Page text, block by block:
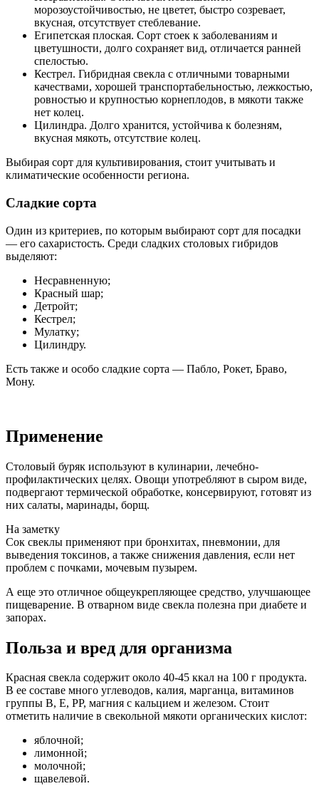
морозоустойчивостью, не цветет, быстро созревает,
вкусная, отсутствует стеблевание.
Египетская плоская. Сорт стоек к заболеваниям и
цветушности, долго сохраняет вид, отличается ранней
спелостью.
Кестрел. Гибридная свекла с отличными товарными
качествами, хорошей транспортабельностью, лежкостью,
ровностью и крупностью корнеплодов, в мякоти также
нет колец.
Цилиндра. Долго хранится, устойчива к болезням,
вкусная мякоть, отсутствие колец.
Выбирая сорт для культивирования, стоит учитывать и
климатические особенности региона.
Сладкие сорта
Один из критериев, по которым выбирают сорт для посадки
— его сахаристость. Среди сладких столовых гибридов
выделяют:
Несравненную;
Красный шар;
Детройт;
Кестрел;
Мулатку;
Цилиндру.
Есть также и особо сладкие сорта — Пабло, Рокет, Браво,
Мону.
Применение
Столовый буряк используют в кулинарии, лечебно-
профилактических целях. Овощи употребляют в сыром виде,
подвергают термической обработке, консервируют, готовят из
них салаты, маринады, борщ.
На заметку
Сок свеклы применяют при бронхитах, пневмонии, для
выведения токсинов, а также снижения давления, если нет
проблем с почками, мочевым пузырем.
А еще это отличное общеукрепляющее средство, улучшающее
пищеварение. В отварном виде свекла полезна при диабете и
запорах.
Польза и вред для организма
Красная свекла содержит около 40-45 ккал на 100 г продукта.
В ее составе много углеводов, калия, марганца, витаминов
группы В, Е, РР, магния с кальцием и железом. Стоит
отметить наличие в свекольной мякоти органических кислот:
яблочной;
лимонной;
молочной;
щавелевой.